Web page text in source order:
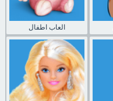
العاب اطفال